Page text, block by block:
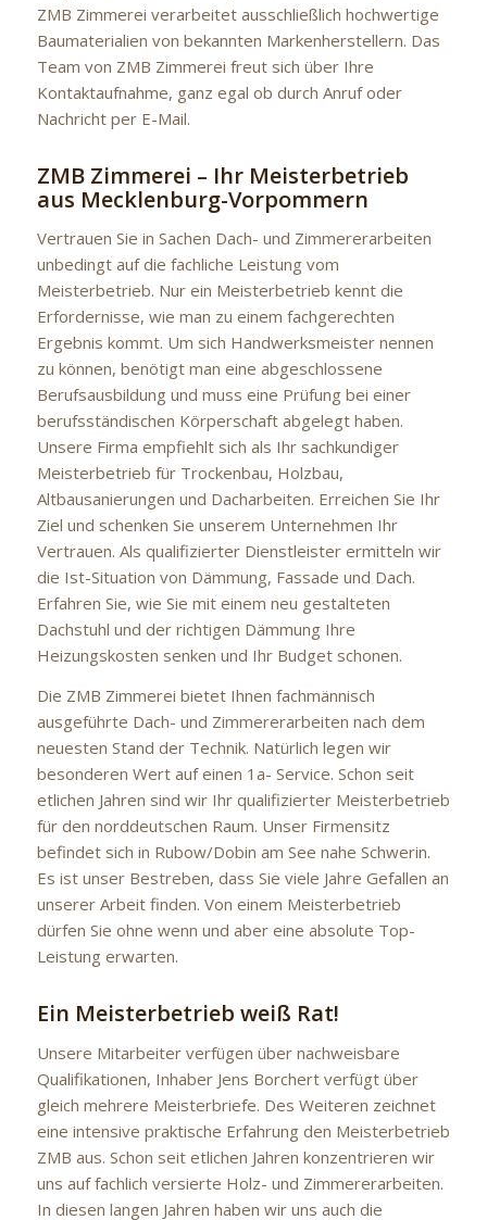
ZMB Zimmerei verarbeitet ausschließlich hochwertige
Baumaterialien von bekannten Markenherstellern. Das
Team von ZMB Zimmerei freut sich über Ihre
Kontaktaufnahme, ganz egal ob durch Anruf oder
Nachricht per E-Mail.
ZMB Zimmerei – Ihr Meisterbetrieb
aus Mecklenburg-Vorpommern
Vertrauen Sie in Sachen Dach- und Zimmererarbeiten
unbedingt auf die fachliche Leistung vom
Meisterbetrieb. Nur ein Meisterbetrieb kennt die
Erfordernisse, wie man zu einem fachgerechten
Ergebnis kommt. Um sich Handwerksmeister nennen
zu können, benötigt man eine abgeschlossene
Berufsausbildung und muss eine Prüfung bei einer
berufsständischen Körperschaft abgelegt haben.
Unsere Firma empfiehlt sich als Ihr sachkundiger
Meisterbetrieb für Trockenbau, Holzbau,
Altbausanierungen und Dacharbeiten. Erreichen Sie Ihr
Ziel und schenken Sie unserem Unternehmen Ihr
Vertrauen. Als qualifizierter Dienstleister ermitteln wir
die Ist-Situation von Dämmung, Fassade und Dach.
Erfahren Sie, wie Sie mit einem neu gestalteten
Dachstuhl und der richtigen Dämmung Ihre
Heizungskosten senken und Ihr Budget schonen.
Die ZMB Zimmerei bietet Ihnen fachmännisch
ausgeführte Dach- und Zimmererarbeiten nach dem
neuesten Stand der Technik. Natürlich legen wir
besonderen Wert auf einen 1a- Service. Schon seit
etlichen Jahren sind wir Ihr qualifizierter Meisterbetrieb
für den norddeutschen Raum. Unser Firmensitz
befindet sich in Rubow/Dobin am See nahe Schwerin.
Es ist unser Bestreben, dass Sie viele Jahre Gefallen an
unserer Arbeit finden. Von einem Meisterbetrieb
dürfen Sie ohne wenn und aber eine absolute Top-
Leistung erwarten.
Ein Meisterbetrieb weiß Rat!
Unsere Mitarbeiter verfügen über nachweisbare
Qualifikationen, Inhaber Jens Borchert verfügt über
gleich mehrere Meisterbriefe. Des Weiteren zeichnet
eine intensive praktische Erfahrung den Meisterbetrieb
ZMB aus. Schon seit etlichen Jahren konzentrieren wir
uns auf fachlich versierte Holz- und Zimmererarbeiten.
In diesen langen Jahren haben wir uns auch die